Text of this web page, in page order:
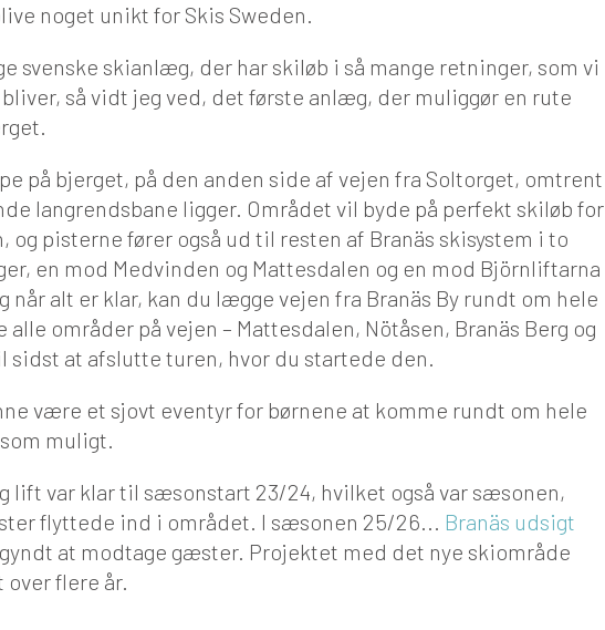
noget unikt for Skis Sweden.
svenske skianlæg, der har skiløb i så mange retninger, som vi
bliver, så vidt jeg ved, det første anlæg, der muliggør en rute
på bjerget, på den anden side af vejen fra Soltorget, omtrent
langrendsbane ligger. Området vil byde på perfekt skiløb for
og pisterne fører også ud til resten af Branäs skisystem i to
en mod Medvinden og Mattesdalen og en mod Björnliftarna
når alt er klar, kan du lægge vejen fra Branäs By rundt om hele
alle områder på vejen – Mattesdalen, Nötåsen, Branäs Berg og
sidst at afslutte turen, hvor du startede den.
være et sjovt eventyr for børnene at komme rundt om hele
muligt.
lift var klar til sæsonstart 23/24, hvilket også var sæsonen,
flyttede ind i området. I sæsonen 25/26... Branäs udsigt
at modtage gæster. Projektet med det nye skiområde
over flere år.